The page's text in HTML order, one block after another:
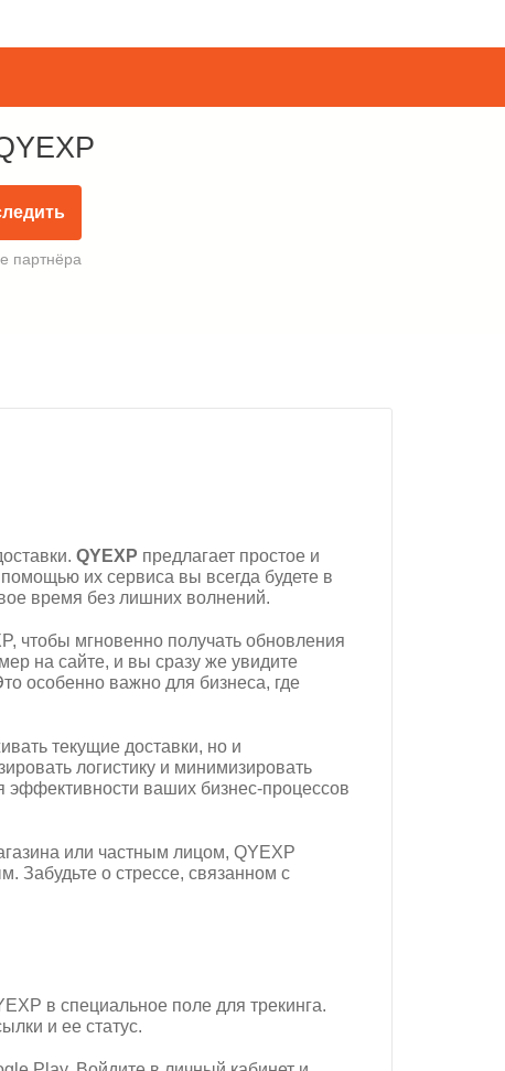
партнёра
QYEXP предлагает простое и
их сервиса вы всегда будете в
время без лишних волнений.
чтобы мгновенно получать обновления
на сайте, и вы сразу же увидите
особенно важно для бизнеса, где
текущие доставки, но и
логистику и минимизировать
ваших бизнес-процессов
или частным лицом, QYEXP
Забудьте о стрессе, связанном с
в специальное поле для трекинга.
и ее статус.